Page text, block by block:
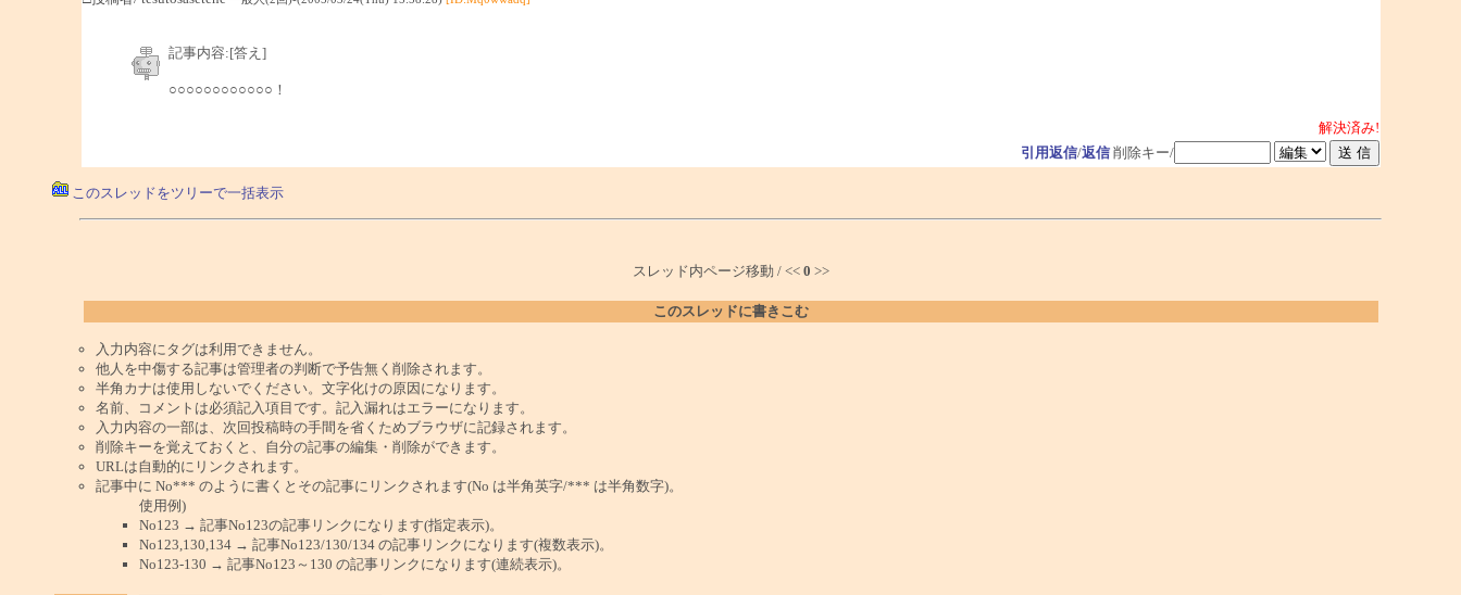
記事内容:[答え]
○○○○○○○○○○○○！
解決済み!
引用返信/返信 削除キー/
このスレッドをツリーで一括表示
スレッド内ページ移動 / << 0 >>
このスレッドに書きこむ
入力内容にタグは利用できません。
他人を中傷する記事は管理者の判断で予告無く削除されます。
半角カナは使用しないでください。文字化けの原因になります。
名前、コメントは必須記入項目です。記入漏れはエラーになります。
入力内容の一部は、次回投稿時の手間を省くためブラウザに記録されます。
削除キーを覚えておくと、自分の記事の編集・削除ができます。
URLは自動的にリンクされます。
記事中に No*** のように書くとその記事にリンクされます(No は半角英字/*** は半角数字)。
使用例)
No123 → 記事No123の記事リンクになります(指定表示)。
No123,130,134 → 記事No123/130/134 の記事リンクになります(複数表示)。
No123-130 → 記事No123～130 の記事リンクになります(連続表示)。